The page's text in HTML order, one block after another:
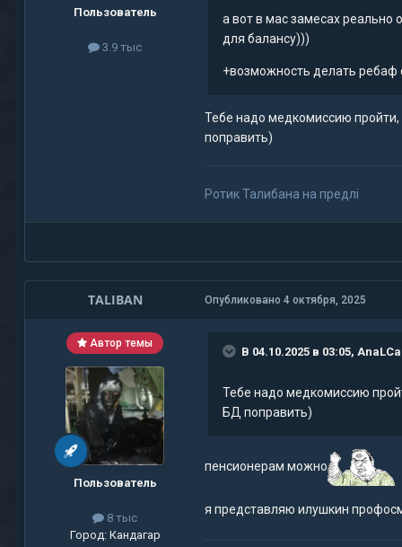
Пользователь
3.9 тыс
а вот в мас замесах реально
для балансу)))
+возможность делать ребаф
Тебе надо медкомиссию
поправить)
Ротик Талибана на предлi
TALIBAN
Автор темы
Пользователь
8 тыс
Город: Кандагар
Опубликовано 4 октября, 2025
В 04.10.2025 в 03:05,
Тебе надо медкомиссию
БД поправить)
пенсионерам можно
я представляю илушкин